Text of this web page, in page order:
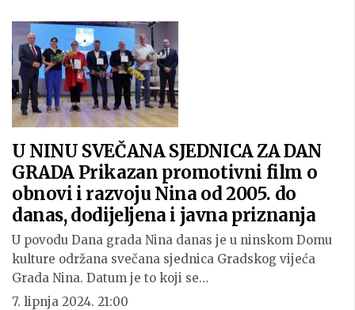
U NINU SVEČANA SJEDNICA ZA DAN
GRADA Prikazan promotivni film o
obnovi i razvoju Nina od 2005. do
danas, dodijeljena i javna priznanja
U povodu Dana grada Nina danas je u ninskom Domu
kulture održana svečana sjednica Gradskog vijeća
Grada Nina. Datum je to koji se…
7. lipnja 2024. 21:00